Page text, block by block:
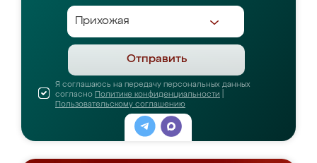
Отправить
Я соглашаюсь на передачу персональных данных
согласно Политике конфиденциальности
Пользовательскому соглашению